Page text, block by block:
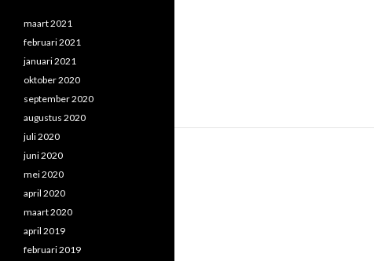
maart 2021
februari 2021
januari 2021
oktober 2020
september 2020
augustus 2020
juli 2020
juni 2020
mei 2020
april 2020
maart 2020
april 2019
februari 2019